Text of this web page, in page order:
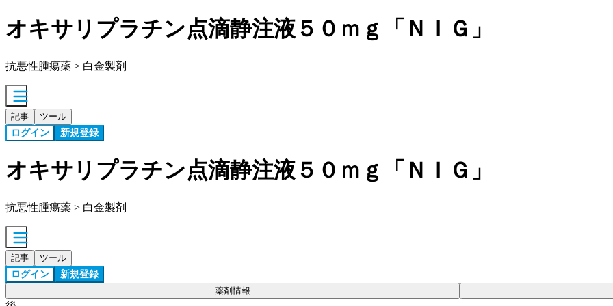
オキサリプラチン点滴静注液５０ｍｇ「ＮＩＧ」
抗悪性腫瘍薬 > 白金製剤
記事 ツール
ログイン 新規登録
オキサリプラチン点滴静注液５０ｍｇ「ＮＩＧ」
抗悪性腫瘍薬 > 白金製剤
記事 ツール
ログイン 新規登録
薬剤情報